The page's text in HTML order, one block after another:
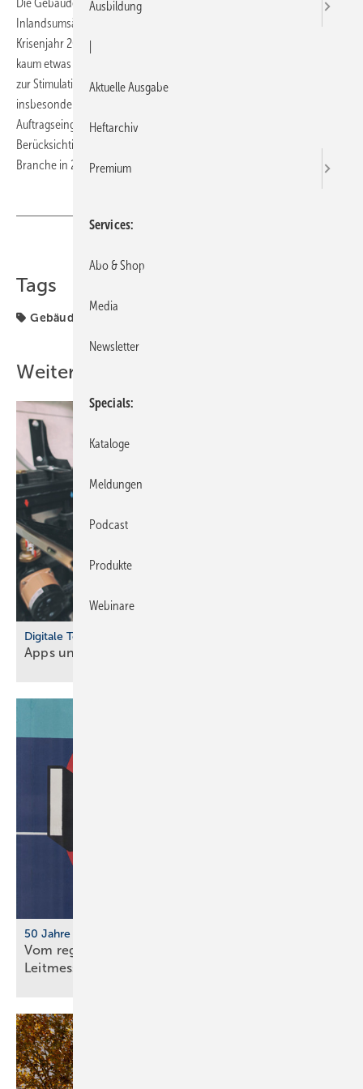
Die Gebäudeautomation verzeichnet 2010 ein Wachstum der
Inlandsumsätze um rund sechs Prozent auf 1,45 Milliarden Euro. Vom
Krisenjahr 2009 hatten die Gebäudeautomatisierer in Deutschland
kaum etwas gespürt. Die Konjunkturprogramme der Bundesregierung
zur Stimulation der energetischen Sanierung führten zu Aufträgen
insbesondere aus dem öffentlichen und kommunalen Bereich.
Auftragseingänge und Umsätze stiegen kräftiger an als erwartet. Unter
Berücksichtigung des Auftragsüberhanges aus 2010 rechnet die
Branche in 2011 mit einem Umsatzwachstum von rund fünf Prozent.
Tags
Gebäudeautomation
Weitere Inhalte
Digitale Tools
Apps und Soft­ware für Hand­werker und
50 Jahre IFH/Intherm
Vom regionalen Bran­chen­treff zur süd­deut­schen
Leit­messe
Ausbildung
Aktuelle Ausgabe
Heftarchiv
Premium
Services
Abo & Shop
Media
Newsletter
Specials
Kataloge
Meldungen
Podcast
Produkte
Webinare